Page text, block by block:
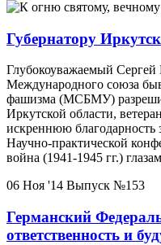
Губернатору
Глубокоуважаемый
Международного союза
фашизма (МСБМУ)
Иркутской области,
искреннюю благодарность
Научно-практической
война (1941-1945 гг.)
06 Ноя '14 Выпуск №153
Германский
ответственность и